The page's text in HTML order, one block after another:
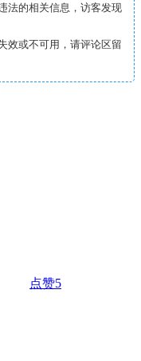
法的相关信息，访客发现
效或不可用，请评论区留
点赞5